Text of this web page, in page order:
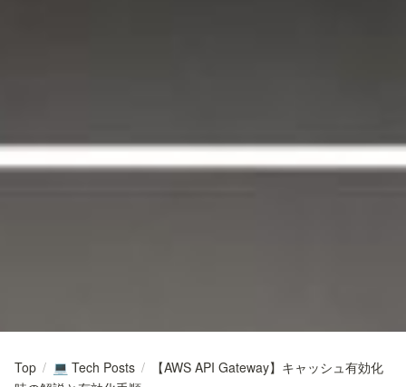
Top / 💻 Tech Posts /
【AWS API Gateway】キャッシュ有効化